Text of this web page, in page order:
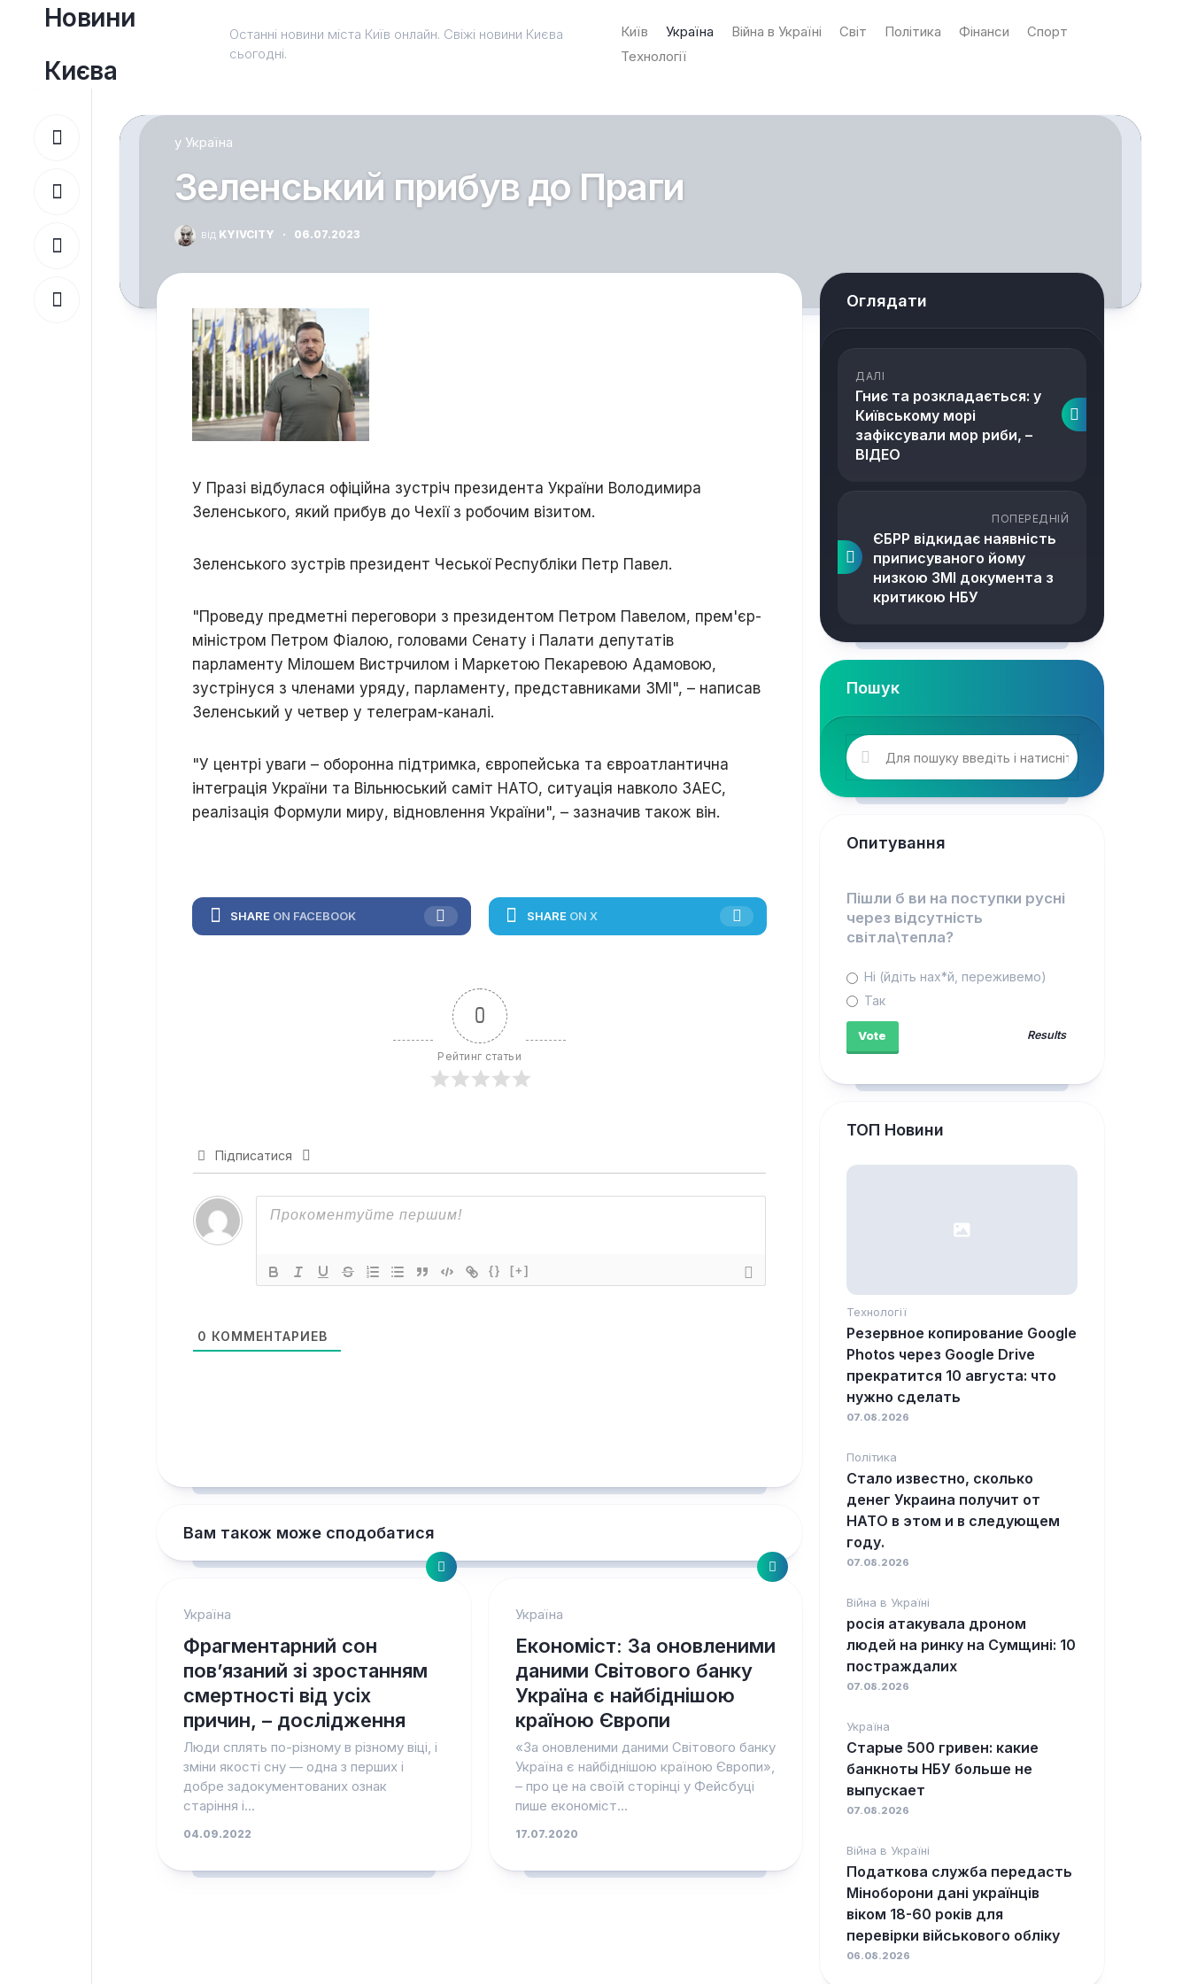
ПерейтиНовини
Києва
Останні новини міста Київ онлайн. Свіжі новини Києва
сьогодні.
Київ Україна Війна в Україні Світ Політика Фінанси
Спорт
Технології
у Україна
Зеленський прибув до Праги
від KYIVCITY · 06.07.2023
У Празі відбулася офіційна зустріч президента України Володимира
Зеленського, який прибув до Чехії з робочим візитом.
Зеленського зустрів президент Чеської Республіки Петр Павел.
"Проведу предметні переговори з президентом Петром Павелом, прем'єр-
міністром Петром Фіалою, головами Сенату і Палати депутатів
парламенту Мілошем Вистрчилом і Маркетою Пекаревою Адамовою,
зустрінуся з членами уряду, парламенту, представниками ЗМІ", – написав
Зеленський у четвер у телеграм-каналі.
"У центрі уваги – оборонна підтримка, європейська та євроатлантична
інтеграція України та Вільнюський саміт НАТО, ситуація навколо ЗАЕС,
реалізація Формули миру, відновлення України", – зазначив також він.
SHARE ON FACEBOOK SHARE ON X
0
Рейтинг статьи
Підписатися
{} [+]
0 КОММЕНТАРИЕВ
Вам також може сподобатися
Україна
Фрагментарний сон
пов’язаний зі зростанням
смертності від усіх
причин, – дослідження
Люди сплять по-різному в різному віці, і
зміни якості сну — одна з перших і
добре задокументованих ознак
старіння і...
04.09.2022
Україна
Економіст: За оновленими
даними Світового банку
Україна є найбіднішою
країною Європи
«За оновленими даними Світового банку
Україна є найбіднішою країною Європи»,
– про це на своїй сторінці у Фейсбуці
пише економіст...
17.07.2020
Оглядати
ДАЛІ
Гниє та розкладається: у
Київському морі
зафіксували мор риби, –
ВІДЕО
ПОПЕРЕДНІЙ
ЄБРР відкидає наявність
приписуваного йому
низкою ЗМІ документа з
критикою НБУ
Пошук
Опитування
Пішли б ви на поступки русні
через відсутність
світла\тепла?
Ні (йдіть нах*й, переживемо)
Так
Results
ТОП Новини
Технології
Резервное копирование Google
Photos через Google Drive
прекратится 10 августа: что
нужно сделать
07.08.2026
Політика
Стало известно, сколько
денег Украина получит от
НАТО в этом и в следующем
году.
07.08.2026
Війна в Україні
росія атакувала дроном
людей на ринку на Сумщині: 10
постраждалих
07.08.2026
Україна
Старые 500 гривен: какие
банкноты НБУ больше не
выпускает
07.08.2026
Війна в Україні
Податкова служба передасть
Міноборони дані українців
віком 18-60 років для
перевірки військового обліку
06.08.2026